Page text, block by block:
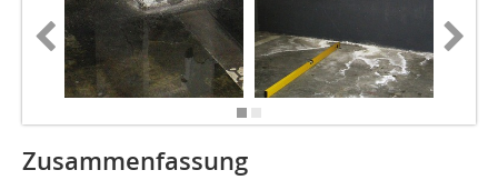
Zusammenfassung